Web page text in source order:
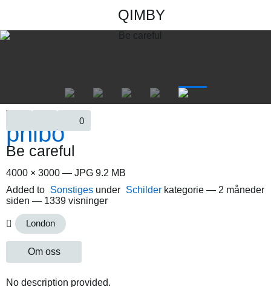
QIMBY
0
Be careful
4000 × 3000 — JPG 9.2 MB
Added to Sonstiges under Schilder kategorie — 2 måneder
siden — 1339 visninger
London
Om oss
No description provided.